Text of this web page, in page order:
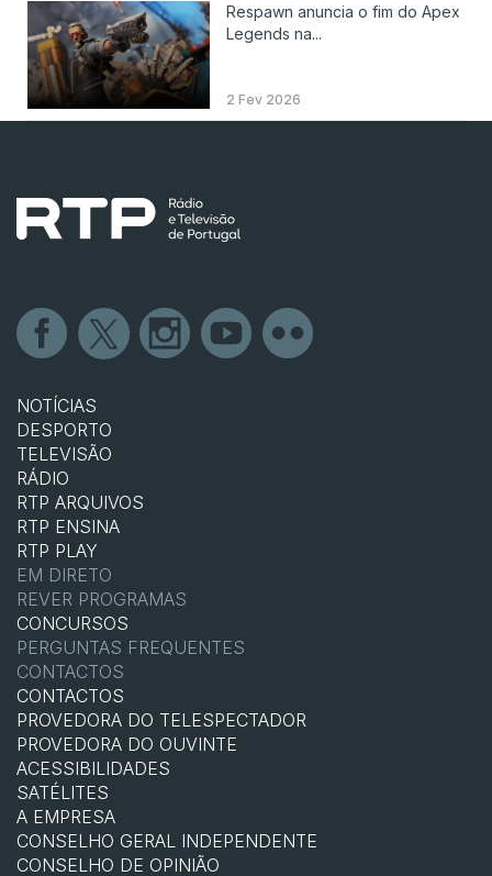
Respawn anuncia o fim do Apex
Legends na...
2 Fev 2026
NOTÍCIAS
DESPORTO
TELEVISÃO
RÁDIO
RTP ARQUIVOS
RTP ENSINA
RTP PLAY
EM DIRETO
REVER PROGRAMAS
CONCURSOS
PERGUNTAS FREQUENTES
CONTACTOS
CONTACTOS
PROVEDORA DO TELESPECTADOR
PROVEDORA DO OUVINTE
ACESSIBILIDADES
SATÉLITES
A EMPRESA
CONSELHO GERAL INDEPENDENTE
CONSELHO DE OPINIÃO